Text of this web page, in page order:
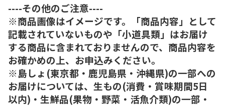
----その他のご注意----
※商品画像はイメージです。「商品内容」として
記載されていないものや「小道具類」はお届け
する商品に含まれておりませんので、商品内容を
お確かめの上、お申込みください。
※島しょ(東京都・鹿児島県・沖縄県)の一部への
お届けについては、生もの(消費・賞味期間5日
以内)・生鮮品(果物・野菜・活魚介類)の一部・